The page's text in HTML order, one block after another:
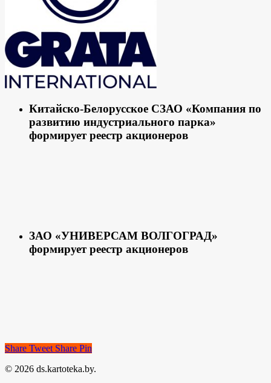
Китайско-Белорусское СЗАО «Компания по
развитию индустриального парка»
формирует реестр акционеров
ЗАО «УНИВЕРСАМ ВОЛГОГРАД»
формирует реестр акционеров
Share Tweet Share Pin
© 2026 ds.kartoteka.by.